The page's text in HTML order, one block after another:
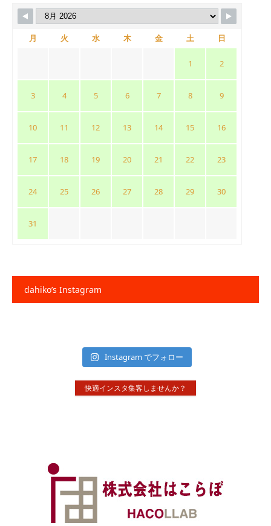
月 火 水 木 金 土 日
1 2
3 4 5 6 7 8 9
10 11 12 13 14 15 16
17 18 19 20 21 22 23
24 25 26 27 28 29 30
31
dahiko’s Instagram
Instagram でフォロー
快適インスタ集客しませんか？